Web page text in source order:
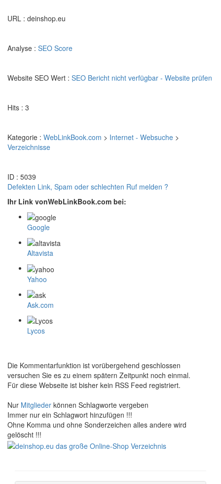
URL : deinshop.eu
Analyse : SEO Score
Website SEO Wert : SEO Bericht nicht verfügbar - Website prüfen
Hits : 3
Kategorie : WebLinkBook.com > Internet - Websuche >
Verzeichnisse
ID : 5039
Defekten Link, Spam oder schlechten Ruf melden ?
Ihr Link vonWebLinkBook.com bei:
Google
Altavista
Yahoo
Ask.com
Lycos
Die Kommentarfunktion ist vorübergehend geschlossen
versuchen Sie es zu einem spätern Zeitpunkt noch einmal.
Für diese Webseite ist bisher kein RSS Feed registriert.
Nur Mitglieder können Schlagworte vergeben
Immer nur ein Schlagwort hinzufügen !!!
Ohne Komma und ohne Sonderzeichen alles andere wird
gelöscht !!!